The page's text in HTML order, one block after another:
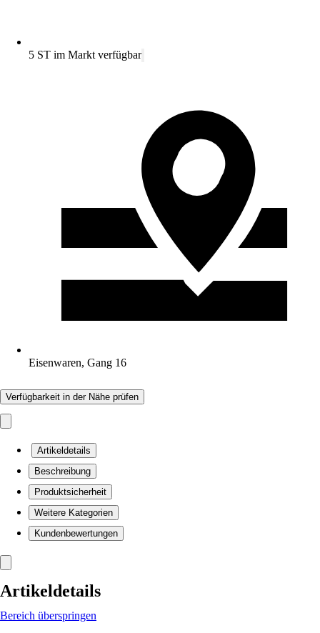
5 ST im Markt verfügbar
Eisenwaren, Gang 16
Verfügbarkeit in der Nähe prüfen
Artikeldetails
Beschreibung
Produktsicherheit
Weitere Kategorien
Kundenbewertungen
Artikeldetails
Bereich überspringen